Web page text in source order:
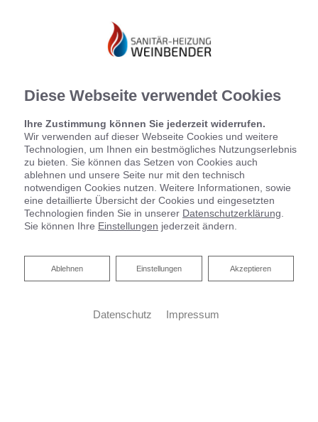
Startseite»Bad »Badinspiration & Musterbäder»Basic-Bad 4,6 ㎡
BASIC-BAD 4,6 ㎡
Diese Webseite verwendet Cookies
Ihre Zustimmung können Sie jederzeit widerrufen.
Wir verwenden auf dieser Webseite Cookies und weitere
Technologien, um Ihnen ein bestmögliches Nutzungserlebnis
zu bieten. Sie können das Setzen von Cookies auch
ablehnen und unsere Seite nur mit den technisch
notwendigen Cookies nutzen. Weitere Informationen, sowie
eine detaillierte Übersicht der Cookies und eingesetzten
Technologien finden Sie in unserer Datenschutzerklärung
Sie können Ihre Einstellungen jederzeit ändern.
Akzeptieren
Einstellungen
Ablehnen
Ablehnen
Datenschutz Impressum